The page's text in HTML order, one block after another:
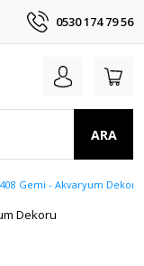
0530 174 79 56
ARA
Gemi - Akvaryum Dekoru